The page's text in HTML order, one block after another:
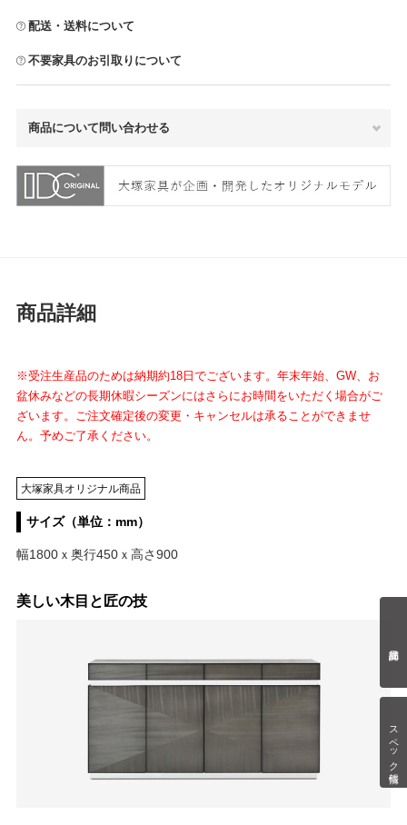
スペック情報
配送・送料について
不要家具のお引取りについて
商品について問い合わせる
商品詳細
※受注生産品のためは納期約18日でございます。年末年始、GW、お
盆休みなどの長期休暇シーズンにはさらにお時間をいただく場合がご
ざいます。ご注文確定後の変更・キャンセルは承ることができませ
ん。予めご了承ください。
大塚家具オリジナル商品
サイズ（単位：mm）
幅1800ｘ奥行450ｘ高さ900
美しい木目と匠の技